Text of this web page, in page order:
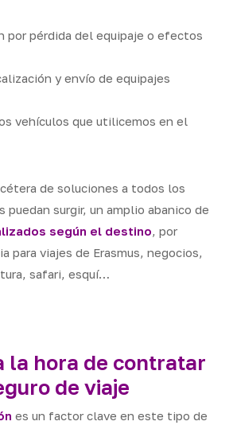
por pérdida del equipaje o efectos
y envío de equipajes
vehículos que utilicemos en el
de soluciones a todos los
puedan surgir, un amplio abanico de
según el destino , por
para viajes de Erasmus, negocios,
safari, esquí…
la hora de contratar
de viaje
es un factor clave en este tipo de